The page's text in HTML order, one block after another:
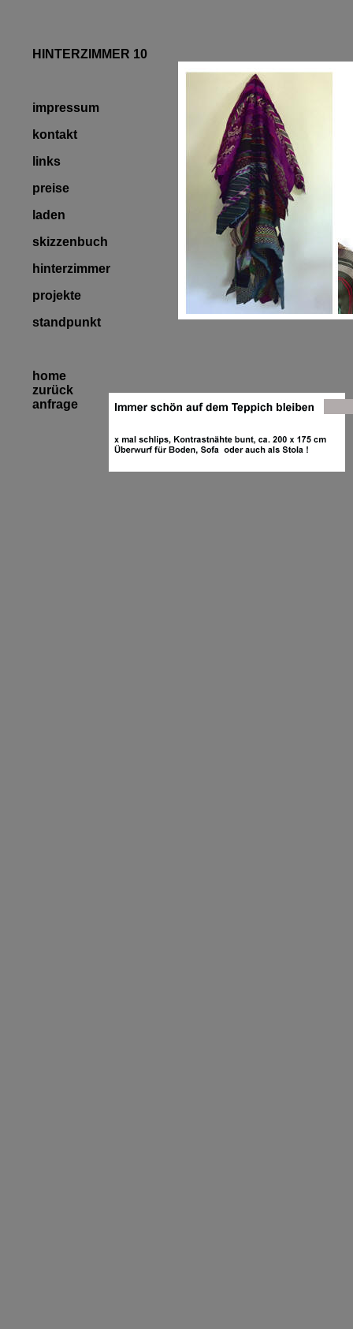
HINTERZIMMER 10
impressum
kontakt
links
preise
laden
skizzenbuch
hinterzimmer
projekte
standpunkt
home
zurück
anfrage